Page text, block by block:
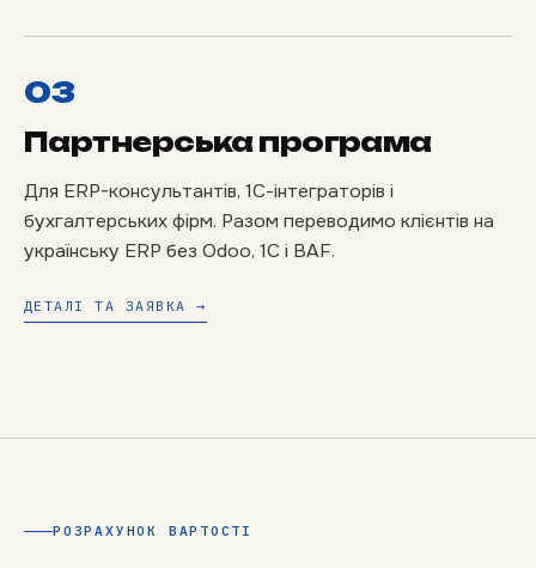
03
Партнерська програма
Для ERP-консультантів, 1С-інтеграторів і
бухгалтерських фірм. Разом переводимо клієнтів на
українську ERP без Odoo, 1С і BAF.
ДЕТАЛІ ТА ЗАЯВКА →
РОЗРАХУНОК ВАРТОСТІ